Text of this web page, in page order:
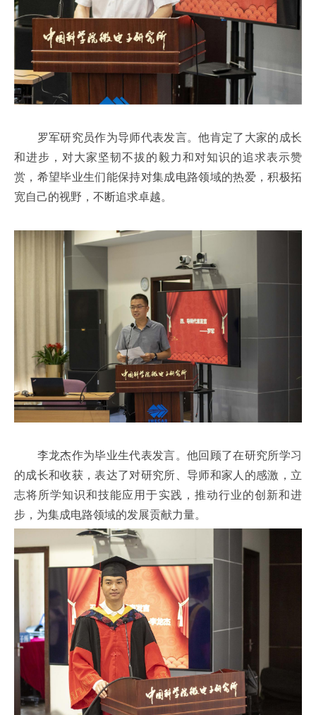
罗军研究员作为导师代表发言。他肯定了大家的成长
和进步，对大家坚韧不拔的毅力和对知识的追求表示赞
赏，希望毕业生们能保持对集成电路领域的热爱，积极拓
宽自己的视野，不断追求卓越。
李龙杰作为毕业生代表发言。他回顾了在研究所学习
的成长和收获，表达了对研究所、导师和家人的感激，立
志将所学知识和技能应用于实践，推动行业的创新和进
步，为集成电路领域的发展贡献力量。